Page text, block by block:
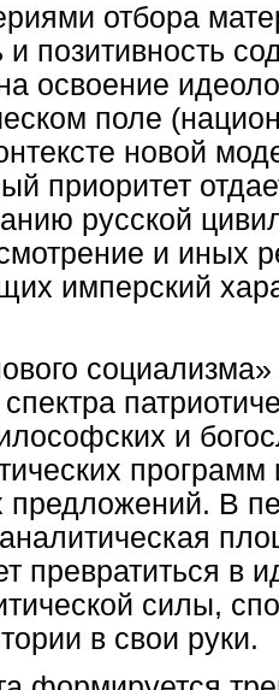
отбора
и позитивность
освоение
поле
новой
приоритет
русской
и иных
имперский
и
программ
предложений. В
превратиться в
силы,
в свои руки.